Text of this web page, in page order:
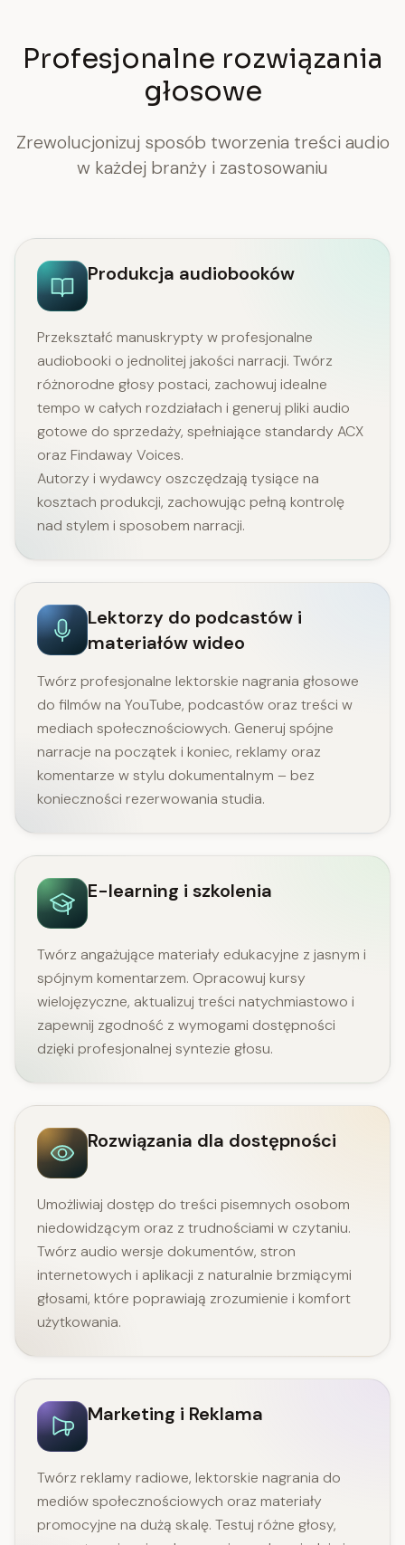
Profesjonalne rozwiązania
głosowe
Zrewolucjonizuj sposób tworzenia treści audio
w każdej branży i zastosowaniu
Produkcja audiobooków
Przekształć manuskrypty w profesjonalne
audiobooki o jednolitej jakości narracji. Twórz
różnorodne głosy postaci, zachowuj idealne
tempo w całych rozdziałach i generuj pliki audio
gotowe do sprzedaży, spełniające standardy ACX
oraz Findaway Voices.
Autorzy i wydawcy oszczędzają tysiące na
kosztach produkcji, zachowując pełną kontrolę
nad stylem i sposobem narracji.
Lektorzy do podcastów i
materiałów wideo
Twórz profesjonalne lektorskie nagrania głosowe
do filmów na YouTube, podcastów oraz treści w
mediach społecznościowych. Generuj spójne
narracje na początek i koniec, reklamy oraz
komentarze w stylu dokumentalnym – bez
konieczności rezerwowania studia.
E-learning i szkolenia
Twórz angażujące materiały edukacyjne z jasnym i
spójnym komentarzem. Opracowuj kursy
wielojęzyczne, aktualizuj treści natychmiastowo i
zapewnij zgodność z wymogami dostępności
dzięki profesjonalnej syntezie głosu.
Rozwiązania dla dostępności
Umożliwiaj dostęp do treści pisemnych osobom
niedowidzącym oraz z trudnościami w czytaniu.
Twórz audio wersje dokumentów, stron
internetowych i aplikacji z naturalnie brzmiącymi
głosami, które poprawiają zrozumienie i komfort
użytkowania.
Marketing i Reklama
Twórz reklamy radiowe, lektorskie nagrania do
mediów społecznościowych oraz materiały
promocyjne na dużą skalę. Testuj różne głosy,